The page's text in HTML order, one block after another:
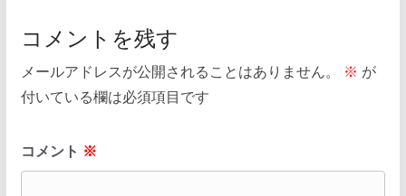
コメントを残す
メールアドレスが公開されることはありません。 ※ が
付いている欄は必須項目です
コメント ※